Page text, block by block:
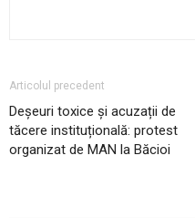
Articolul precedent
Deșeuri toxice și acuzații de
tăcere instituțională: protest
organizat de MAN la Băcioi